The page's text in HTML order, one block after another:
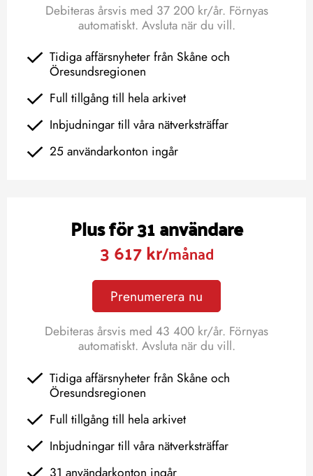
Debiteras årsvis med 37 200 kr/år. Förnyas
automatiskt. Avsluta när du vill.
Tidiga affärsnyheter från Skåne och
Öresundsregionen
Full tillgång till hela arkivet
Inbjudningar till våra nätverksträffar
25 användarkonton ingår
Plus för 31 användare
3 617 kr/månad
Prenumerera nu
Debiteras årsvis med 43 400 kr/år. Förnyas
automatiskt. Avsluta när du vill.
Tidiga affärsnyheter från Skåne och
Öresundsregionen
Full tillgång till hela arkivet
Inbjudningar till våra nätverksträffar
31 användarkonton ingår